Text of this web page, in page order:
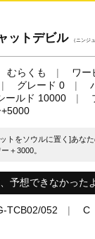
ットデビル （ニンジ
むらくも
ワー
グレード 0
ールド 10000
トをソウルに置く]あな
＋3000。
予想できなかった
TCB02/052 C